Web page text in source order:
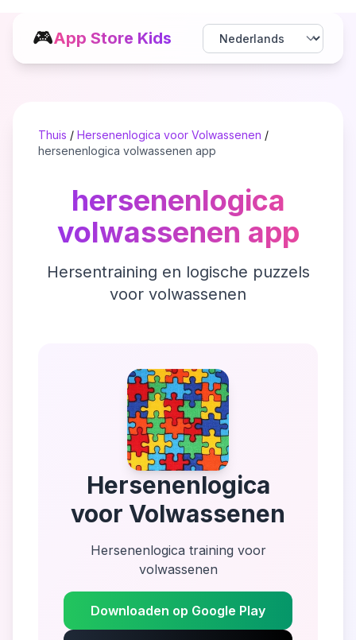
🎮App Store Kids
Thuis / Hersenenlogica voor Volwassenen /
hersenenlogica volwassenen app
hersenenlogica
volwassenen app
Hersentraining en logische puzzels
voor volwassenen
Hersenenlogica
voor Volwassenen
Hersenenlogica training voor
volwassenen
Downloaden op Google Play